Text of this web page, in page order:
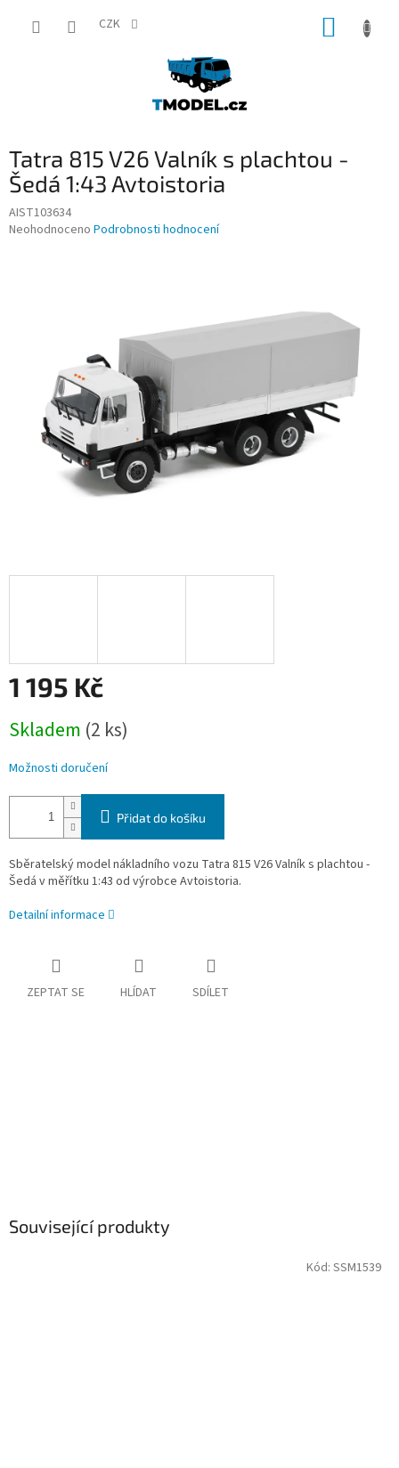
CZK
o
s
t
r
a
Tatra 815 V26 Valník s plachtou -
Šedá 1:43 Avtoistoria
AIST103634
Průměrné
Neohodnoceno Podrobnosti hodnocení
1 195 Kč
cena:
Skladem (2 ks)
Možnosti doručení
Přidat do košíku
Sběratelský model nákladního vozu Tatra 815 V26 Valník s plachtou -
Šedá v měřítku 1:43 od výrobce Avtoistoria.
Detailní informace
ZEPTAT SE HLÍDAT SDÍLET
Související produkty
Kód: SSM1539